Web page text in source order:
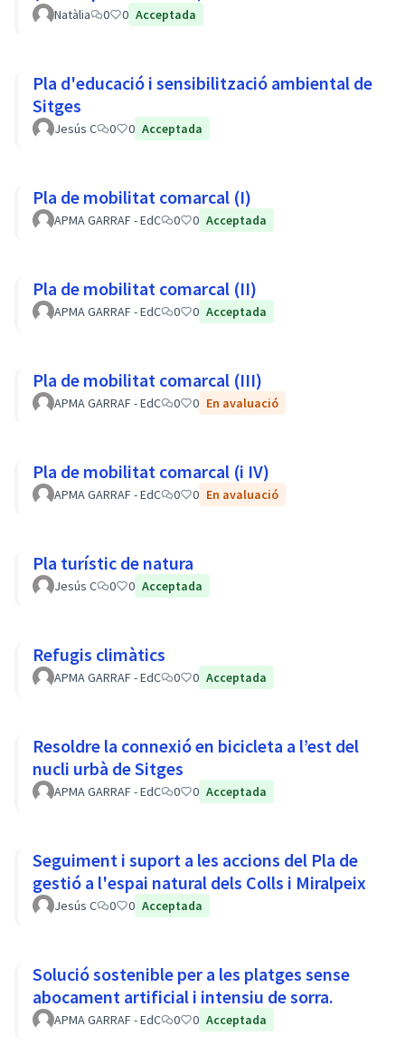
Natàlia 0 0 Acceptada
Pla d'educació i sensibilització ambiental de
Sitges
Jesús C 0 0 Acceptada
Pla de mobilitat comarcal (I)
APMA GARRAF - EdC 0 0 Acceptada
Pla de mobilitat comarcal (II)
APMA GARRAF - EdC 0 0 Acceptada
Pla de mobilitat comarcal (III)
APMA GARRAF - EdC 0 0 En avaluació
Pla de mobilitat comarcal (i IV)
APMA GARRAF - EdC 0 0 En avaluació
Pla turístic de natura
Jesús C 0 0 Acceptada
Refugis climàtics
APMA GARRAF - EdC 0 0 Acceptada
Resoldre la connexió en bicicleta a l’est del
nucli urbà de Sitges
APMA GARRAF - EdC 0 0 Acceptada
Seguiment i suport a les accions del Pla de
gestió a l'espai natural dels Colls i Miralpeix
Jesús C 0 0 Acceptada
Solució sostenible per a les platges sense
abocament artificial i intensiu de sorra.
APMA GARRAF - EdC 0 0 Acceptada